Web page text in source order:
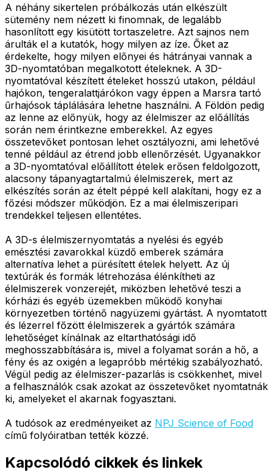
A néhány sikertelen próbálkozás után elkészült
sütemény nem nézett ki finomnak, de legalább
hasonlított egy kisütött tortaszeletre. Azt sajnos nem
árulták el a kutatók, hogy milyen az íze. Őket az
érdekelte, hogy milyen előnyei és hátrányai vannak a
3D-nyomtatóban megalkotott ételeknek. A 3D-
nyomtatóval készített ételeket hosszú utakon, például
hajókon, tengeralattjárókon vagy éppen a Marsra tartó
űrhajósok táplálására lehetne használni. A Földön pedig
az lenne az előnyük, hogy az élelmiszer az előállítás
során nem érintkezne emberekkel. Az egyes
összetevőket pontosan lehet osztályozni, ami lehetővé
tenné például az étrend jobb ellenőrzését. Ugyanakkor
a 3D-nyomtatóval előállított ételek erősen feldolgozott,
alacsony tápanyagtartalmú élelmiszerek, mert az
elkészítés során az ételt péppé kell alakítani, hogy ez a
főzési módszer működjön. Ez a mai élelmiszeripari
trendekkel teljesen ellentétes.
A 3D-s élelmiszernyomtatás a nyelési és egyéb
emésztési zavarokkal küzdő emberek számára
alternatíva lehet a pürésített ételek helyett. Az új
textúrák és formák létrehozása élénkítheti az
élelmiszerek vonzerejét, miközben lehetővé teszi a
kórházi és egyéb üzemekben működő konyhai
környezetben történő nagyüzemi gyártást. A nyomtatott
és lézerrel főzött élelmiszerek a gyártók számára
lehetőséget kínálnak az eltarthatósági idő
meghosszabbítására is, mivel a folyamat során a hő, a
fény és az oxigén a legapróbb mértékig szabályozható.
Végül pedig az élelmiszer-pazarlás is csökkenhet, mivel
a felhasználók csak azokat az összetevőket nyomtatnák
ki, amelyeket el akarnak fogyasztani.
A tudósok az eredményeiket az NPJ Science of Food
című folyóiratban tették közzé.
Kapcsolódó cikkek és linkek